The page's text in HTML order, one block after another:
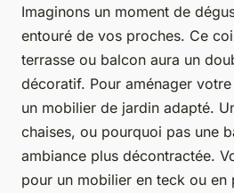
Imaginons un moment de
entouré de vos proches. Ce
terrasse ou balcon aura un
décoratif. Pour aménager
un mobilier de jardin adapté.
chaises, ou pourquoi pas une
ambiance plus décontractée.
pour un mobilier en teck ou en